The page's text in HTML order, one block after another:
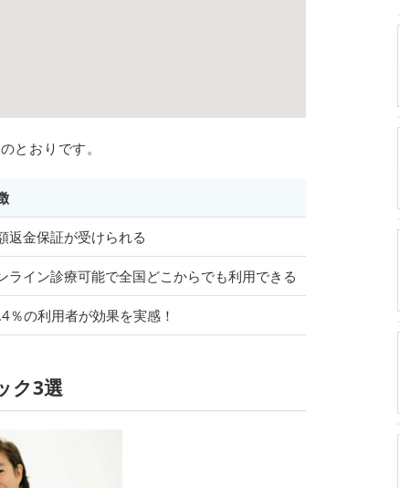
とおりです。
返金保証が受けられる
ライン診療可能で全国どこからでも利用できる
％の利用者が効果を実感！
ク3選